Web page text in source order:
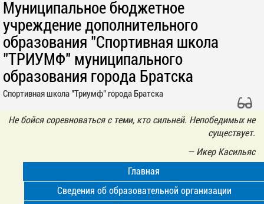
Муниципальное бюджетное
учреждение дополнительного
образования "Спортивная школа
"ТРИУМФ" муниципального
образования города Братска
Спортивная школа "Триумф" города Братска
Не бойся соревноваться с теми, кто сильней. Непобедимых не
существует.
— Икер Касильяс
Главная
Сведения об образовательной организации